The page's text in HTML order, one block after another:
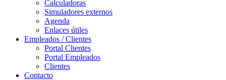
Calculadoras
Simuladores externos
Agenda
Enlaces útiles
Empleados / Clientes
Portal Clientes
Portal Empleados
Clientes
Contacto